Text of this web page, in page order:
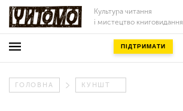
Культура читання
і мистецтво книговидання
ПІДТРИМАТИ
ГОЛОВНА КУНШТ